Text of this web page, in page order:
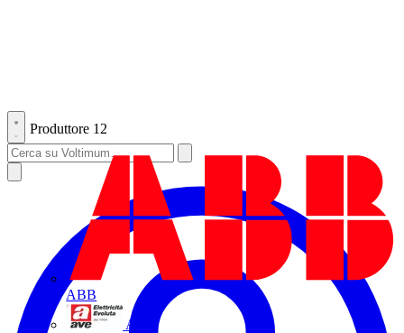
Produttore 12
ABB
AVE